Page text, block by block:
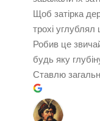
Щоб затірка
трохі
Робив це
будь яку
Ставлю